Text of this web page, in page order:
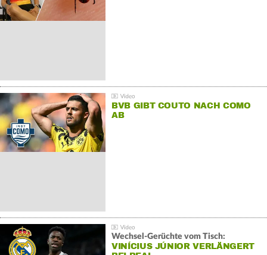
BVB GIBT COUTO NACH COMO
AB
Wechsel-Gerüchte vom Tisch:
VINÍCIUS JÚNIOR VERLÄNGERT